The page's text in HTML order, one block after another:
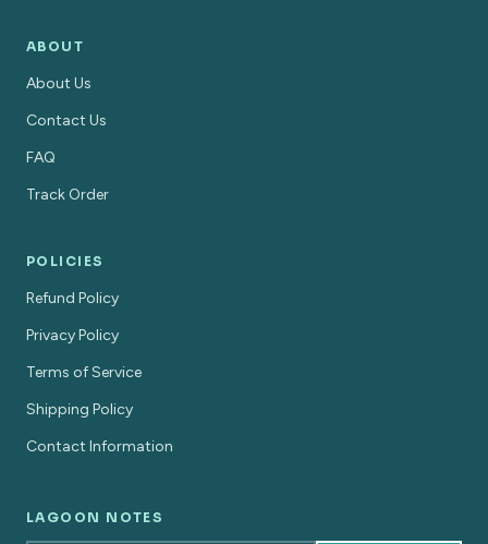
ABOUT
About Us
Contact Us
FAQ
Track Order
POLICIES
Refund Policy
Privacy Policy
Terms of Service
Shipping Policy
Contact Information
LAGOON NOTES